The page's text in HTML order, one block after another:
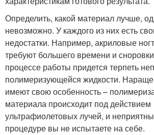
Определить, какой материал лучше,
невозможно. У каждого из них есть
недостатки. Например, акриловые
требуют большего времени и
процессе работы придется терпеть
полимеризующейся жидкости.
имеют свою особенность –
материала происходит под действием
ультрафиолетовых лучей, и
процедуре вы не испытаете на себе.